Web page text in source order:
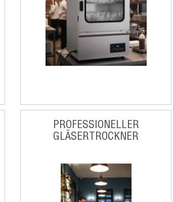
PROFESSIONELLER
GLÄSERTROCKNER